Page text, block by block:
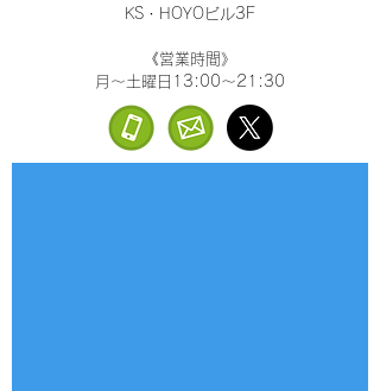
KS・HOYOビル3F
《営業時間》
月～土曜日13:00～21:30